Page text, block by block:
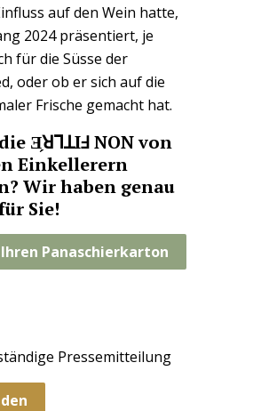
auf den Wein hatte,
2024 präsentiert, je
für die Süsse der
oder ob er sich auf die
Frische gemacht hat.
Ǝ̗ꓤꓶꓕIℲ NON von
Einkellerern
Wir haben genau
Sie!
Panaschierkarton
Pressemitteilung